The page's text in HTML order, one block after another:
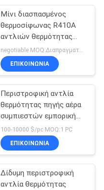
Μίνι διασπασμένος
θερμοσίφωνας R410A
αντλιών θερμότητας
πηγής αέρα
εναλλασσόμενου
ρεύματος εμπορικός
ΕΠΙΚΟΙΝΩΝΙΑ
Περιστροφική αντλία
θερμότητας πηγής αέρα
συμπιεστών εμπορική
DHW 3PH
100-10000 $/pc MOQ:1 PC
ΕΠΙΚΟΙΝΩΝΙΑ
Δίδυμη περιστροφική
αντλία θερμότητας